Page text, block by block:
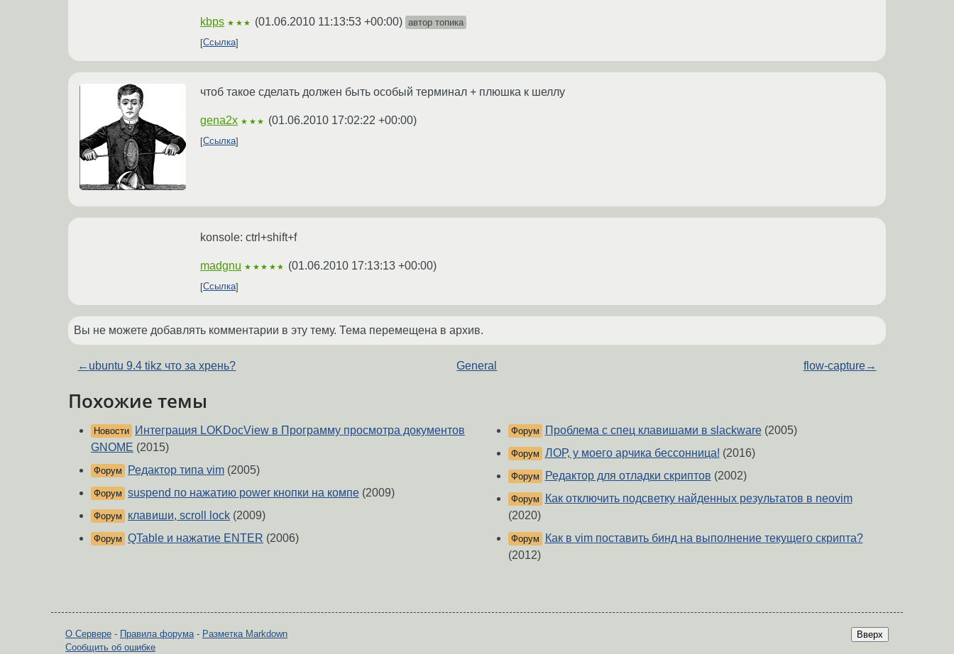
kbps ★★★ (01.06.2010 11:13:53 +00:00) автор топика
Ссылка
чтоб такое сделать должен быть особый терминал + плюшка к шеллу
gena2x ★★★ (01.06.2010 17:02:22 +00:00)
Ссылка
konsole: ctrl+shift+f
madgnu ★★★★★ (01.06.2010 17:13:13 +00:00)
Ссылка
Вы не можете добавлять комментарии в эту тему. Тема перемещена в архив.
← ubuntu 9.4 tikz что за хрень? General flow-capture→
Похожие темы
Новости
Интеграция LOKDocView в Программу просмотра документов
GNOME (2015)
Форум Редактор типа vim (2005)
Форум suspend по нажатию power кнопки на компе (2009)
Форум клавиши, scroll lock (2009)
Форум QTable и нажатие ENTER (2006)
Форум Проблема с спец клавишами в slackware(2005)
Форум ЛОР, у моего арчика бессонница! (2016)
Форум Редактор для отладки скриптов (2002)
Форум
Как отключить подсветку найденных результатов в neovim
(2020)
Форум
Как в vim поставить бинд на выполнение текущего скрипта?
(2012)
Вверх
О Сервере - Правила форума- Разметка Markdown
Сообщить об ошибке